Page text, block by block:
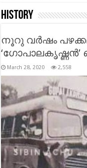
History
നൂറു വർഷം
March 28, 2020 2,558